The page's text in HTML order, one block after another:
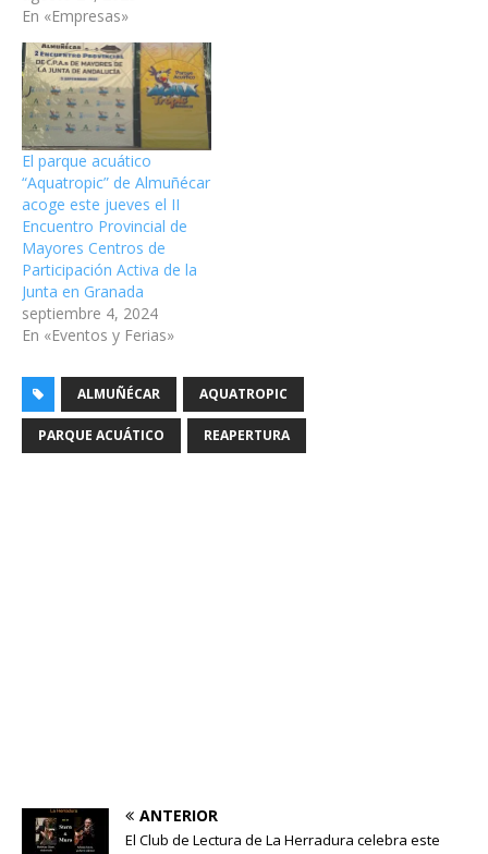
En «Empresas»
El parque acuático
“Aquatropic” de Almuñécar
acoge este jueves el II
Encuentro Provincial de
Mayores Centros de
Participación Activa de la
Junta en Granada
septiembre 4, 2024
En «Eventos y Ferias»
ALMUÑÉCAR AQUATROPIC
PARQUE ACUÁTICO REAPERTURA
ANTERIOR
El Club de Lectura de La Herradura celebra este